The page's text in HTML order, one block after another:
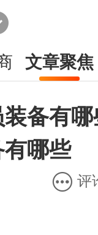
文章聚焦
备有
哪些
评